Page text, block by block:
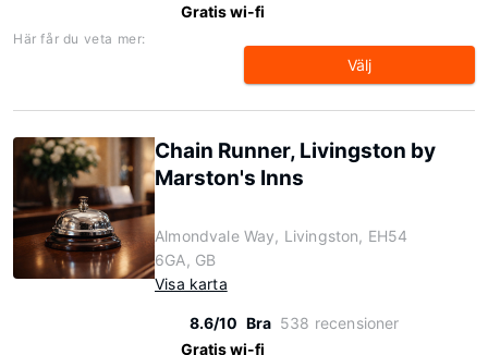
Gratis wi-fi
Här får du veta mer:
Välj
Chain Runner, Livingston by
Marston's Inns
Almondvale Way, Livingston, EH54
6GA, GB
Visa karta
8.6/10 Bra 538 recensioner
Gratis wi-fi